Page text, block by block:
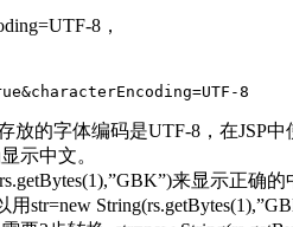
8，
的字体编码是UTF-8，在JSP中
示中文。
来显示正确的